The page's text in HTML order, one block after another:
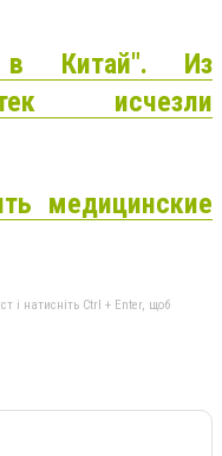
в Китай". Из
исчезли
медицинские
і натисніть Ctrl + Enter, щоб